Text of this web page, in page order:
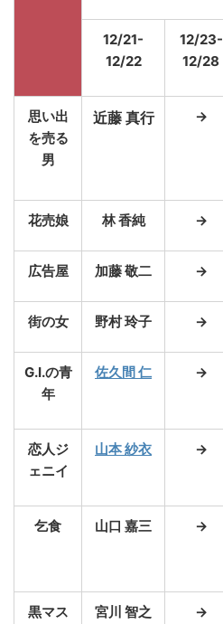
12/21-
12/22
12/23-
12/28
思い出
を売る
男
近藤 真行 →
花売娘 林 香純 →
広告屋 加藤 敬二 →
街の女 野村 玲子 →
G.I.の青
年
佐久間 仁 →
恋人ジ
ェニイ
山本 紗衣 →
乞食 山口 嘉三 →
黒マス
宮川 智之 →